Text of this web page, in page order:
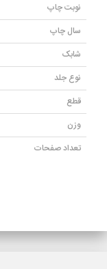
نوبت چاپ
سال چاپ
شابک
نوع جلد
قطع
وزن
تعداد صفحات